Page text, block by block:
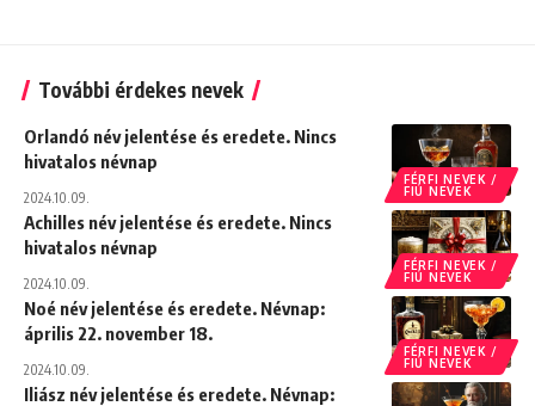
További érdekes nevek
FÉRFI NEVEK /
FIÚ NEVEK
Orlandó név jelentése és eredete. Nincs
hivatalos névnap
2024.10.09.
FÉRFI NEVEK /
FIÚ NEVEK
Achilles név jelentése és eredete. Nincs
hivatalos névnap
2024.10.09.
FÉRFI NEVEK /
FIÚ NEVEK
Noé név jelentése és eredete. Névnap:
április 22. november 18.
2024.10.09.
Iliász név jelentése és eredete. Névnap: